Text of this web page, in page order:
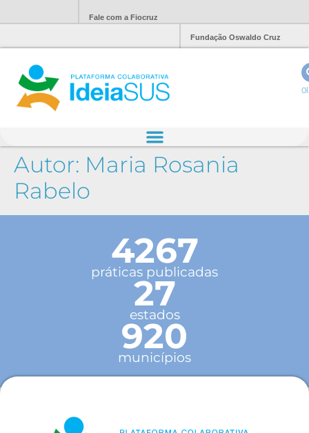
Fale com a Fiocruz
Fundação Oswaldo Cruz
Autor: Maria Rosania
Rabelo
4267
práticas publicadas
27
estados
920
municípios